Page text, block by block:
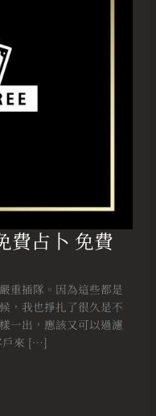
費占卜 免費
重插隊。因為這些都是
，我也掙扎了很久是不
一出，應該又可以過濾
戶來 […]